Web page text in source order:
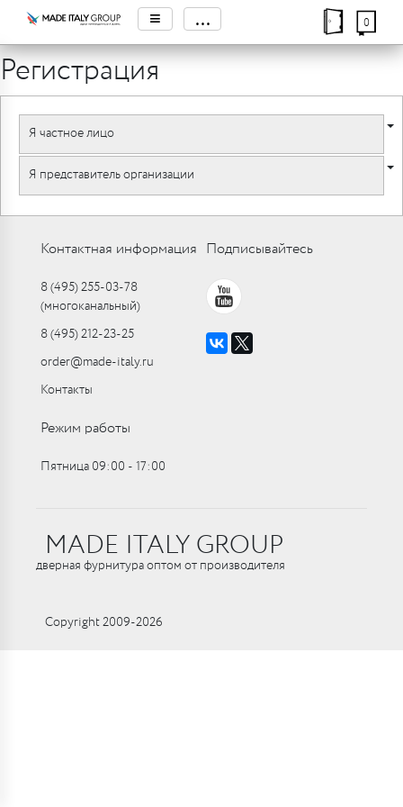
≡ ... 0
Регистрация
Я частное лицо
Я представитель организации
Контактная информация
8 (495) 255-03-78
(многоканальный)
8 (495) 212-23-25
order@made-italy.ru
Контакты
Подписывайтесь
Режим работы
Пятница 09:00 ‑ 17:00
MADE ITALY GROUP
дверная фурнитура оптом от производителя
Copyright 2009-2026